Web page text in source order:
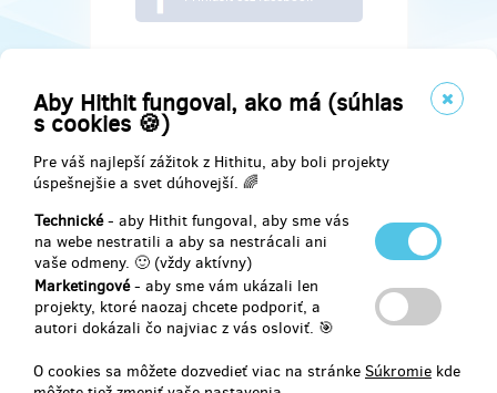
Aby Hithit fungoval, ako má (súhlas
s cookies 🍪)
Pre váš najlepší zážitok z Hithitu, aby boli projekty
úspešnejšie a svet dúhovejší. 🌈
Technické- aby Hithit fungoval, aby sme vás
na webe nestratili a aby sa nestrácali ani
vaše odmeny. 🙂 (vždy aktívny)
Marketingové- aby sme vám ukázali len
projekty, ktoré naozaj chcete podporiť, a
autori dokázali čo najviac z vás osloviť. 🎯
O cookies sa môžete dozvedieť viac na stránke Súkromie kde
Najdete nás na